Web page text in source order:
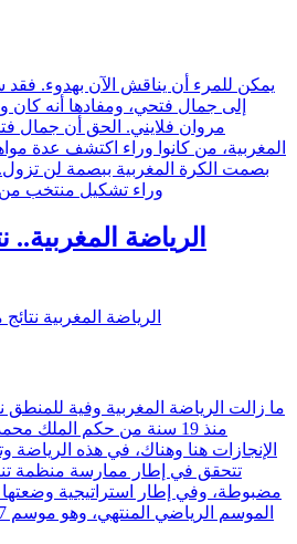
يمكن للمرء أن يناقش الآن بهدوء.
إلى جمال فتحي، ومفادها أنه
مروان فلايني. الحق أن جمال
المغربية، من كانوا وراء اكتشف عدة
بصمت الكرة المغربية ببصمة لن
وراء تشكيل منتخب
الرياضة
ما زالت الرياضة المغربية وفية
منذ 19 سنة من حكم
الإنجازات هنا وهناك، في هذه الرياضة
تتحقق في إطار ممارسة منظمة
مضبوطة، وفي إطار استراتيجية وضعتها